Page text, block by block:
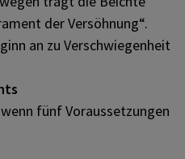
der Versöhnung“.
an zu Verschwiegenheit
fünf Voraussetzungen